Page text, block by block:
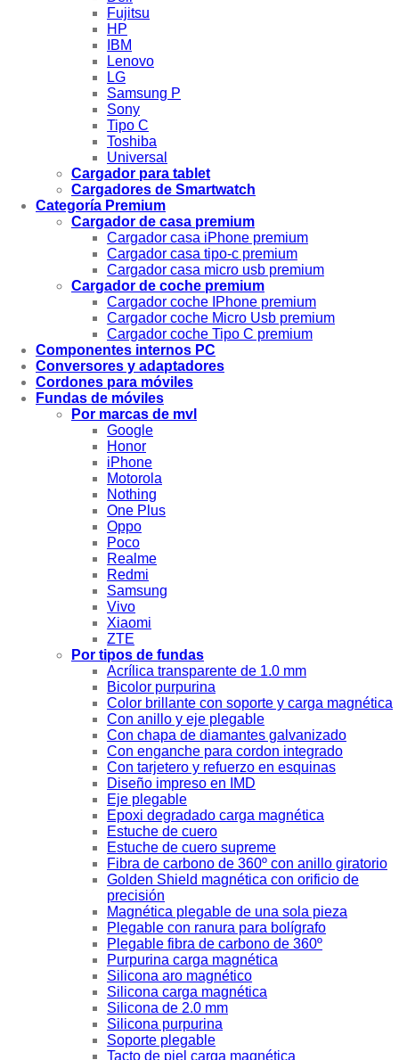
Fujitsu
HP
IBM
Lenovo
LG
Samsung P
Sony
Tipo C
Toshiba
Universal
Cargador para tablet
Cargadores de Smartwatch
Categoría Premium
Cargador de casa premium
Cargador casa iPhone premium
Cargador casa tipo-c premium
Cargador casa micro usb premium
Cargador de coche premium
Cargador coche IPhone premium
Cargador coche Micro Usb premium
Cargador coche Tipo C premium
Componentes internos PC
Conversores y adaptadores
Cordones para móviles
Fundas de móviles
Por marcas de mvl
Google
Honor
iPhone
Motorola
Nothing
One Plus
Oppo
Poco
Realme
Redmi
Samsung
Vivo
Xiaomi
ZTE
Por tipos de fundas
Acrílica transparente de 1.0 mm
Bicolor purpurina
Color brillante con soporte y carga magnética
Con anillo y eje plegable
Con chapa de diamantes galvanizado
Con enganche para cordon integrado
Con tarjetero y refuerzo en esquinas
Diseño impreso en IMD
Eje plegable
Epoxi degradado carga magnética
Estuche de cuero
Estuche de cuero supreme
Fibra de carbono de 360º con anillo giratorio
Golden Shield magnética con orificio de
precisión
Magnética plegable de una sola pieza
Plegable con ranura para bolígrafo
Plegable fibra de carbono de 360º
Purpurina carga magnética
Silicona aro magnético
Silicona carga magnética
Silicona de 2.0 mm
Silicona purpurina
Soporte plegable
Tacto de piel carga magnética